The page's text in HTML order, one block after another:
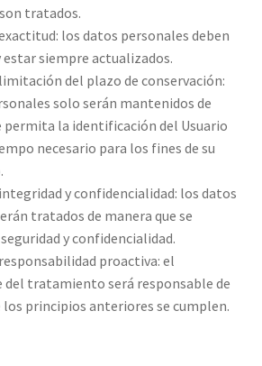
tratados.
los datos personales deben
estar siempre actualizados.
del plazo de conservación:
solo serán mantenidos de
permita la identificación del Usuario
necesario para los fines de su
y confidencialidad: los datos
tratados de manera que se
y confidencialidad.
proactiva: el
del tratamiento será responsable de
los principios anteriores se cumplen.